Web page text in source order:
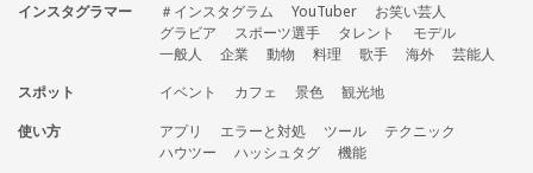
インスタグラマー
＃インスタグラム YouTuber
お笑い芸人
グラビア
スポーツ選手 タレント
モデル
一般人
企業 動物 料理 歌手 海外
芸能人
スポット
イベント カフェ 景色
観光地
使い方
アプリ エラーと対処 ツール
テクニック
ハウツー
ハッシュタグ
機能